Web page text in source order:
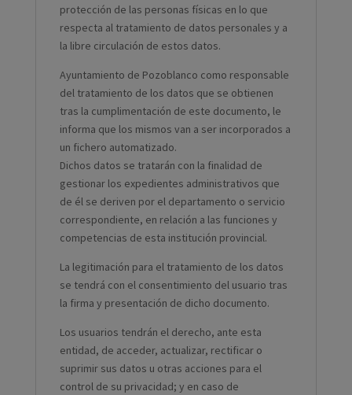
protección de las personas físicas en lo que
respecta al tratamiento de datos personales y a
la libre circulación de estos datos.
Ayuntamiento de Pozoblanco como responsable
del tratamiento de los datos que se obtienen
tras la cumplimentación de este documento, le
informa que los mismos van a ser incorporados a
un fichero automatizado.
Dichos datos se tratarán con la finalidad de
gestionar los expedientes administrativos que
de él se deriven por el departamento o servicio
correspondiente, en relación a las funciones y
competencias de esta institución provincial.
La legitimación para el tratamiento de los datos
se tendrá con el consentimiento del usuario tras
la firma y presentación de dicho documento.
Los usuarios tendrán el derecho, ante esta
entidad, de acceder, actualizar, rectificar o
suprimir sus datos u otras acciones para el
control de su privacidad; y en caso de